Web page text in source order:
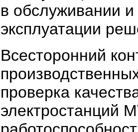
в обслуживании
эксплуатации
Всесторонний
проверка
электростанций